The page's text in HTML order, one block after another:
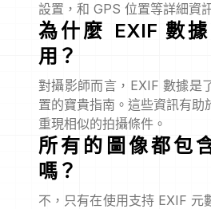
設置，和 GPS 位置等詳細資
為什麼 EXIF 數
用？
對攝影師而言，EXIF 數據是
置的寶貴指南。這些資訊有助
重現相似的拍攝條件。
所有的圖像都包
嗎？
不，只有在使用支持 EXIF 元